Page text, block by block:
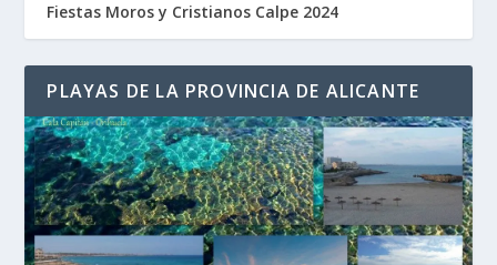
Fiestas Moros y Cristianos Calpe 2024
PLAYAS DE LA PROVINCIA DE ALICANTE